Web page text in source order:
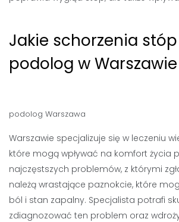
Jakie schorzenia
podolog w Warszawie
podolog Warszawa
Warszawie specjalizuje się w leczeniu
które mogą wpływać na komfort życia
najczęstszych problemów, z którymi
należą wrastające paznokcie, które
ból i stan zapalny. Specjalista potrafi
zdiagnozować ten problem oraz